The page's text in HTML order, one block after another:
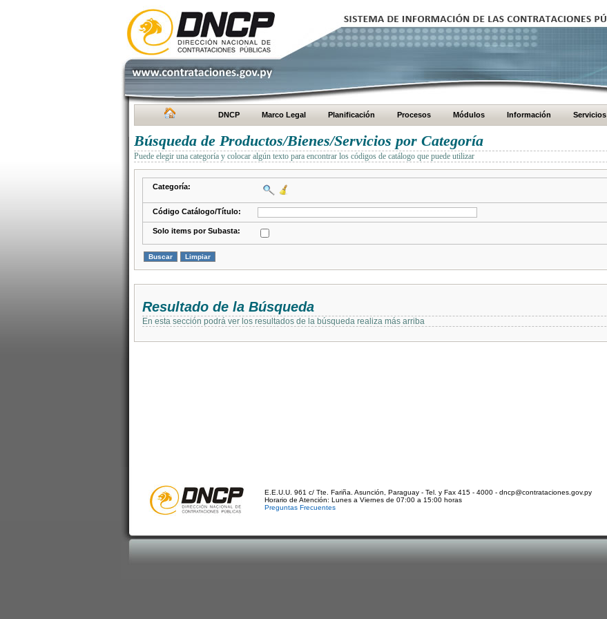
DNCP Marco Legal Planificación Procesos Módulos Información Servicios
Búsqueda de Productos/Bienes/Servicios por Categoría
Puede elegir una categoría y colocar algún texto para encontrar los códigos de catálogo que puede utilizar
Categoría:
Código Catálogo/Título:
Solo items por Subasta:
Resultado de la Búsqueda
En esta sección podrá ver los resultados de la búsqueda realiza más arriba
E.E.U.U. 961 c/ Tte. Fariña. Asunción, Paraguay - Tel. y Fax 415 - 4000 - dncp@contrataciones.gov.py
Horario de Atención: Lunes a Viernes de 07:00 a 15:00 horas
Preguntas Frecuentes